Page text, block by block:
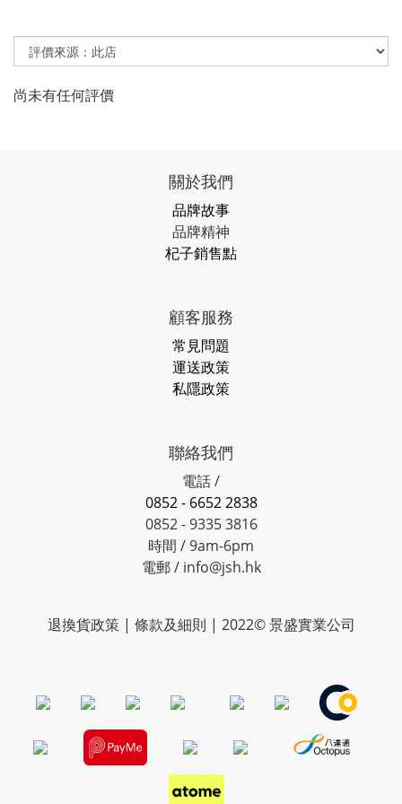
尚未有任何評價
關於我們
品牌故事
品牌精神
杞子銷售點
顧客服務
常見問題
運送政策
私隱政策
聯絡我們
電話 /
0852 - 6652 2838
0852 - 9335 3816
時間 / 9am-6pm
電郵 / info@jsh.hk
退換貨政策 | 條款及細則 | 2022© 景盛實業公司